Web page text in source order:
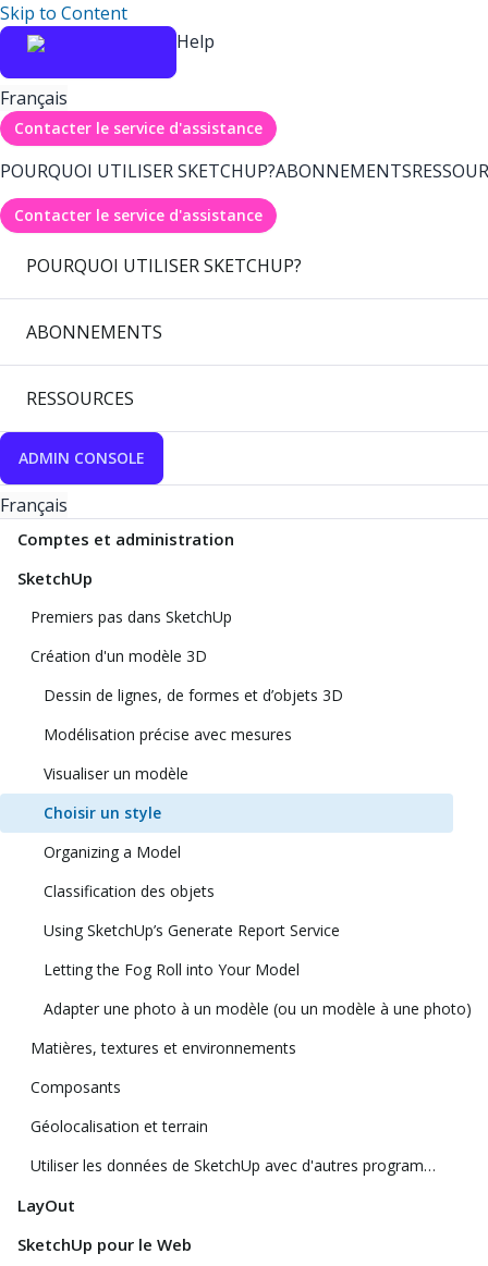
Skip to Content
Help
Français
Contacter le service d'assistance
POURQUOI UTILISER SKETCHUP?ABONNEMENTS
Contacter le service d'assistance
POURQUOI UTILISER SKETCHUP?
ABONNEMENTS
RESSOURCES
ADMIN CONSOLE
Français
Comptes et administration
SketchUp
Premiers pas dans SketchUp
Création d'un modèle 3D
Dessin de lignes, de formes et d’objets 3D
Modélisation précise avec mesures
Visualiser un modèle
Choisir un style
Organizing a Model
Classification des objets
Using SketchUp’s Generate Report Service
Letting the Fog Roll into Your Model
Adapter une photo à un modèle (ou un modèle à une photo)
Matières, textures et environnements
Composants
Géolocalisation et terrain
Utiliser les données de SketchUp avec d'autres programmes ou outils de modélisation
LayOut
SketchUp pour le Web